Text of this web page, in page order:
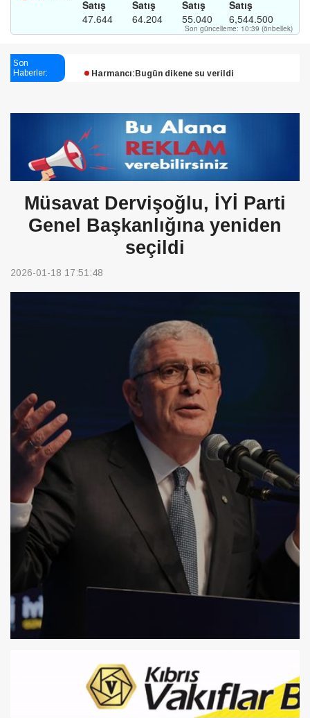
Son
Haberler:
Esendağlı:Adıyaman’daki süreç sona erdi, hukuk
Harmancı:Bugün dikene su verildi
Derneği:Vicdanlarınız tutsak, kalemleriniz esir
Müsavat Dervişoğlu, İYİ Parti
Genel Başkanlığına yeniden
seçildi
2026-01-18 17:51:48